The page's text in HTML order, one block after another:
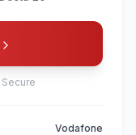
Secure
Vodafone